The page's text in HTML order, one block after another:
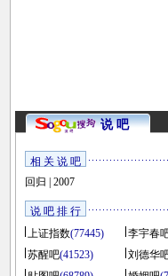
说 吧
相 关 说 吧
回归
2007
说 吧 排 行
上证指数(77445) 李宇春
苏醒吧(41523) 刘德华